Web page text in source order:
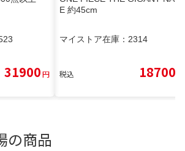
31900円
E 約45cm
マイストア在庫： 2314
税込 18700
の商品